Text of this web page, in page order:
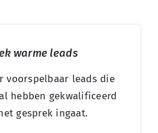
warme leads
voorspelbaar leads die
hebben gekwalificeerd
gesprek ingaat.